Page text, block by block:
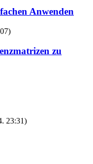
Anwenden
zu
23:31)